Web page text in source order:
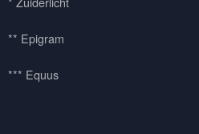
** Epigram
*** Equus